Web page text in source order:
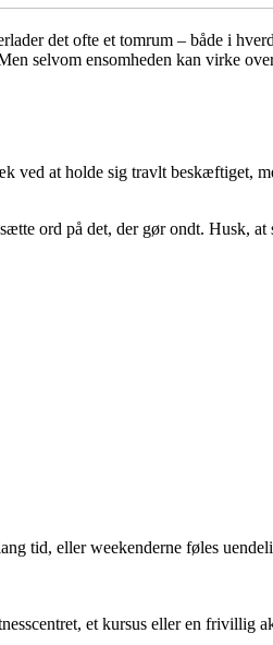
det ofte et tomrum – både i
selvom ensomheden kan virke
ved at holde sig travlt beskæftiget,
ord på det, der gør ondt. Husk,
tid, eller weekenderne føles
et kursus eller en frivillig